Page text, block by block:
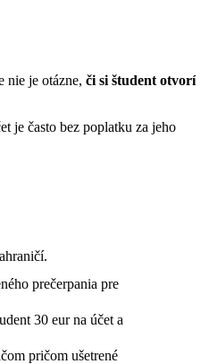
nie je otázne, či si študent otvorí
je často bez poplatku za jeho
prečerpania pre
30 eur na účet a
pričom ušetrené